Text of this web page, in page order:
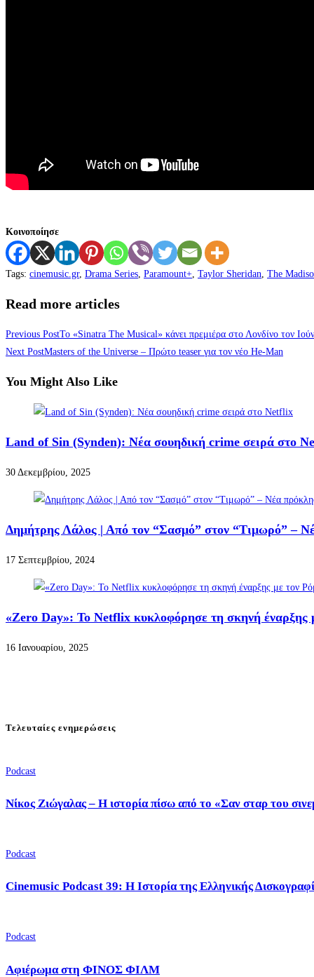
Κοινοποίησε
Tags: cinemusic.gr, Drama Series Paramount+ Taylor Sheridan The
Read more articles
Previous PostΤο «Sinatra The Musical» κάνει πρεμιέρα στο Λονδίνο τον
Next PostMasters of the Universe – Πρώτο teaser για τον νέο He-Man
You Might Also Like
Land of Sin (Synden): Νέα σουηδική crime σειρά στο
30 Δεκεμβρίου, 2025
Δημήτρης Λάλος | Από τον “Σασμό” στον “Τιμωρό” –
17 Σεπτεμβρίου, 2024
«Zero Day»: Το Netflix κυκλοφόρησε τη σκηνή έναρξης
16 Ιανουαρίου, 2025
Τελευταίες ενημερώσεις
Podcast
Νίκος Ζιώγαλας – Η ιστορία πίσω από το «Σαν σταρ του
Podcast
Cinemusic Podcast 39: Η Ιστορία της Ελληνικής
Podcast
Αφιέρωμα στη ΦΙΝΟΣ ΦΙΛΜ